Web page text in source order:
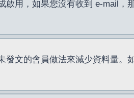
用，如果您沒有收到 e-mail，
文的會員做法來減少資料量。